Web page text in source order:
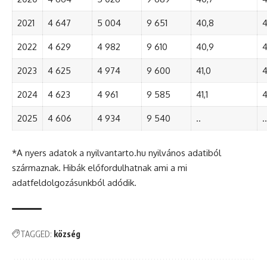
2021 4 647 5 004 9 651 40,8
2022 4 629 4 982 9 610 40,9
2023 4 625 4 974 9 600 41,0
2024 4 623 4 961 9 585 41,1
2025 4 606 4 934 9 540 .. ..
*A nyers adatok a nyilvantarto.hu nyilvános adatiból
származnak. Hibák előfordulhatnak ami a mi
adatfeldolgozásunkból adódik.
TAGGED: község